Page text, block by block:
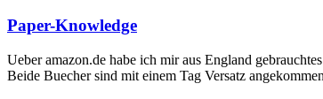
Paper-Knowledge
Ueber amazon.de habe ich mir aus England
Beide Buecher sind mit einem Tag Versatz